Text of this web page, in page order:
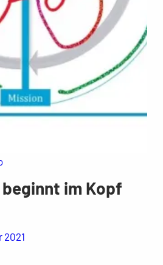
im Kopf
2021